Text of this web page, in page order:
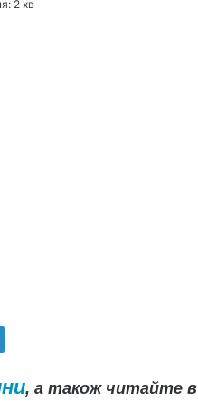
2 хв
, а також читайте в